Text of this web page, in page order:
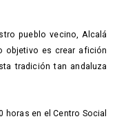
pueblo vecino, Alcalá
objetivo es crear afición
tradición tan andaluza
en el Centro Social